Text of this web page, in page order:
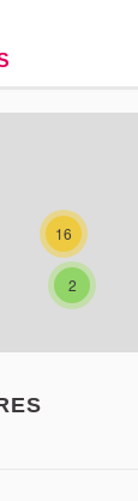
une carte qui
2
16